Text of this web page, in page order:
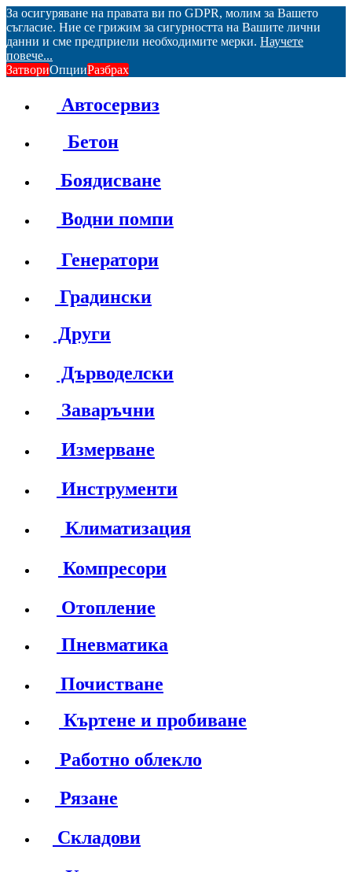
За осигуряване на правата ви по GDPR, молим за Вашето
съгласие. Ние се грижим за сигурността на Вашите лични
данни и сме предприели необходимите мерки. Научете
повече...
ЗатвориОпцииРазбрах
Автосервиз
Бетон
Боядисване
Водни помпи
Генератори
Градински
Други
Дърводелски
Заваръчни
Измерване
Инструменти
Климатизация
Компресори
Отопление
Пневматика
Почистване
Къртене и пробиване
Работно облекло
Рязане
Складови